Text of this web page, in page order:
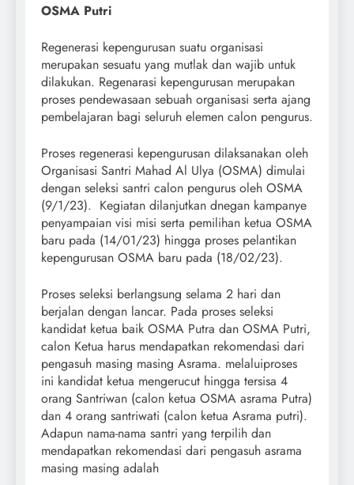
OSMA Putri
Regenerasi kepengurusan suatu organisasi
merupakan sesuatu yang mutlak dan wajib untuk
dilakukan. Regenarasi kepengurusan merupakan
proses pendewasaan sebuah organisasi serta ajang
pembelajaran bagi seluruh elemen calon pengurus.
Proses regenerasi kepengurusan dilaksanakan oleh
Organisasi Santri Mahad Al Ulya (OSMA) dimulai
dengan seleksi santri calon pengurus oleh OSMA
(9/1/23). Kegiatan dilanjutkan dnegan kampanye
penyampaian visi misi serta pemilihan ketua OSMA
baru pada (14/01/23) hingga proses pelantikan
kepengurusan OSMA baru pada (18/02/23).
Proses seleksi berlangsung selama 2 hari dan
berjalan dengan lancar. Pada proses seleksi
kandidat ketua baik OSMA Putra dan OSMA Putri,
calon Ketua harus mendapatkan rekomendasi dari
pengasuh masing masing Asrama. melaluiproses
ini kandidat ketua mengerucut hingga tersisa 4
orang Santriwan (calon ketua OSMA asrama Putra)
dan 4 orang santriwati (calon ketua Asrama putri).
Adapun nama-nama santri yang terpilih dan
mendapatkan rekomendasi dari pengasuh asrama
masing masing adalah